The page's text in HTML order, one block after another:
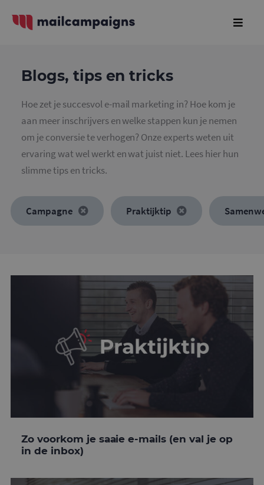
Blogs, tips en tricks
Hoe zet je succesvol e-mail marketing in? Hoe kom je
aan meer inschrijvers en welke stappen kun je nemen
om je conversie te verhogen? Onze experts weten uit
ervaring wat wel werkt en wat juist niet. Lees hier hun
slimme tips en tricks.
Campagne Praktijktip
Zo voorkom je saaie e-mails (en val je op
in de inbox)